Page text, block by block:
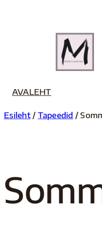
AVALEHT
Esileht/ Tapeedid /